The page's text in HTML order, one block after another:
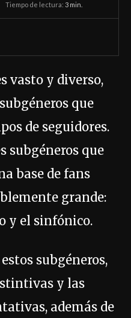
Tiempo de lectura: 3 min.
vasto y diverso,
que
de seguidores.
subgéneros que
base de fans
grande:
y el sinfónico.
subgéneros,
y las
además de